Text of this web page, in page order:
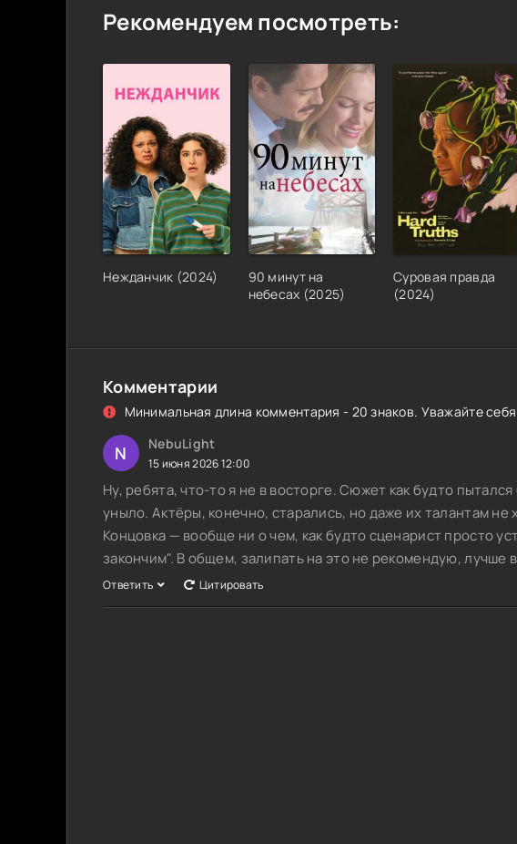
Рекомендуем посмотреть:
Нежданчик (2024)
90 минут на
небесах (2025)
Суровая правда
(2024)
Комментарии
Минимальная длина комментария - 20 знаков. Уважайте себя
N NebuLight
15 июня 2026 12:00
Ну, ребята, что-то я не в восторге. Сюжет как будто
уныло. Актёры, конечно, старались, но даже их талантам не
Концовка — вообще ни о чем, как будто сценарист просто
закончим". В общем, залипать на это не рекомендую, лучше
Ответить Цитировать